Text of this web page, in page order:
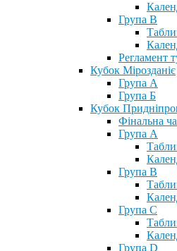
Група В
Регламент
Кубок Мірозданіє
Група А
Група Б
Кубок
Фінальна
Група А
Група В
Група С
Група D